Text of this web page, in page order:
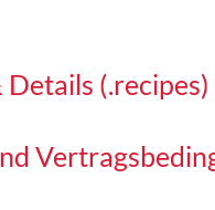
Details (.recipes)